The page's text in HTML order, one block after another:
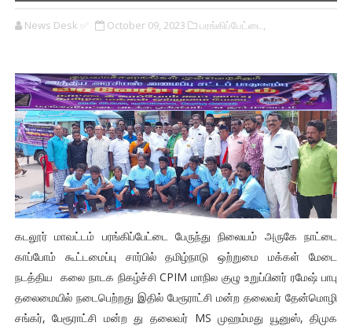
News Desk ✅ October 09, 2023 பரங்கிப்பேட்டை,
கடலூர் மாவட்டம் பரங்கிப்பேட்டை பேருந்து நிலையம் அருகே நாட்டை
காப்போம் கூட்டமைப்பு சார்பில் தமிழ்நாடு ஒற்றுமை மக்கள் மேடை
நடத்திய கலை நாடக நிகழ்ச்சி CPIM மாநில குழு உறுப்பினர் ரமேஷ் பாபு
தலைமையில் நடைபெற்றது இதில் பேரூராட்சி மன்ற தலைவர் தேன்மொழி
சங்கர், பேரூராட்சி மன்ற து தலைவர் MS முஹம்மது யூனுஸ், திமுக